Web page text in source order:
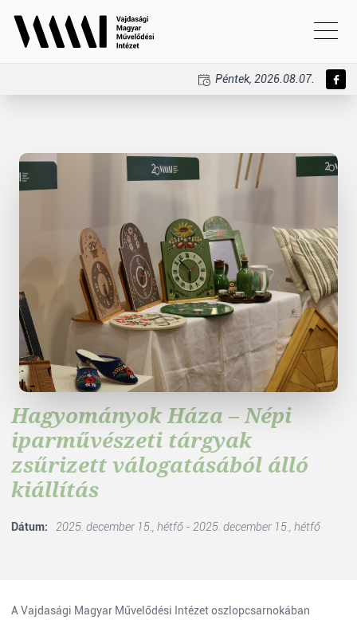
Péntek, 2026.08.07.
Hagyományok Háza – Népi
iparművészeti tárgyak
zsűrizett válogatásából álló
kiállítás
Dátum: 2025. december 15., hétfő - 2025. december 15., hétfő
A Vajdasági Magyar Művelődési Intézet oszlopcsarnokában